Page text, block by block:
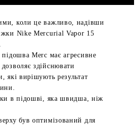
коли це важливо, надівши
Nike Mercurial Vapor 15
підошва Merc має агресивне
здійснювати
які вирішують результат
в підошві, яка швидша, ніж
був оптимізований для